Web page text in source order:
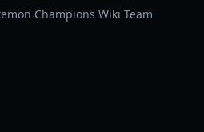
Champions Wiki Team